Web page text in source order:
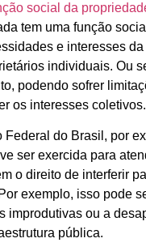
social da
tem uma função
e interesses
individuais. Ou
podendo sofrer
os interesses coletivos.
Federal do Brasil, por
ser exercida para
o direito de interferir
exemplo, isso pode
improdutivas ou a
pública.